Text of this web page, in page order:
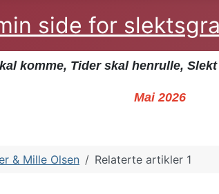
side for
komme, Tider skal henrulle,
Mai 2026
& Mille Olsen Relaterte artikler 1